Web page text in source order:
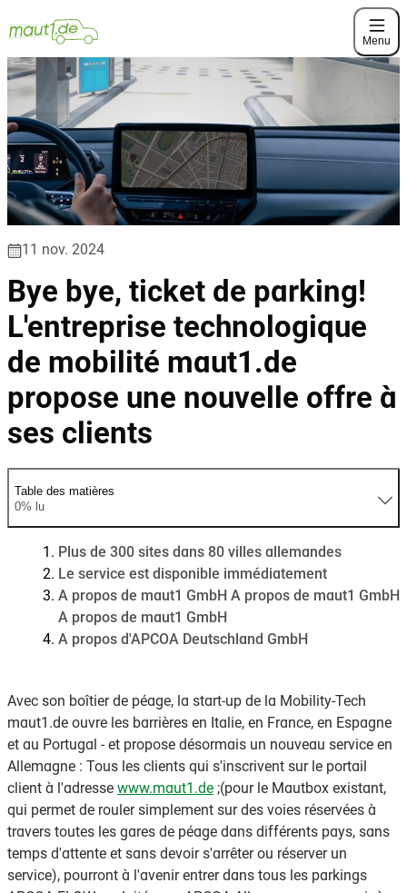
Menu
11 nov. 2024
Bye bye, ticket de parking!
L'entreprise technologique
de mobilité maut1.de
propose une nouvelle offre à
ses clients
Table des matières
0% lu
Plus de 300 sites dans 80 villes allemandes
Le service est disponible immédiatement
A propos de maut1 GmbH A propos de maut1 GmbH
A propos de maut1 GmbH
A propos d'APCOA Deutschland GmbH
Avec son boîtier de péage, la start-up de la Mobility-Tech
maut1.de ouvre les barrières en Italie, en France, en Espagne
et au Portugal - et propose désormais un nouveau service en
Allemagne : Tous les clients qui s'inscrivent sur le portail
client à l'adresse www.maut1.de ;(pour le Mautbox existant,
qui permet de rouler simplement sur des voies réservées à
travers toutes les gares de péage dans différents pays, sans
temps d'attente et sans devoir s'arrêter ou réserver un
service), pourront à l'avenir entrer dans tous les parkings